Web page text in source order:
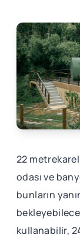
22
odası ve
bunların
kullanabilir,